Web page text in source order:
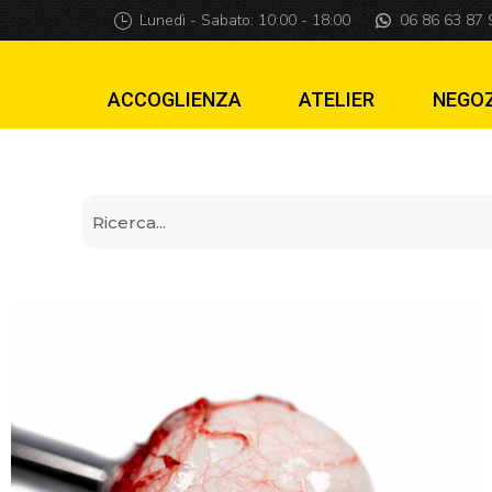
Lancia-Palline
Lunedì - Sabato: 10:00 - 18:00 06 86 63 87
ACCOGLIENZA ATELIER